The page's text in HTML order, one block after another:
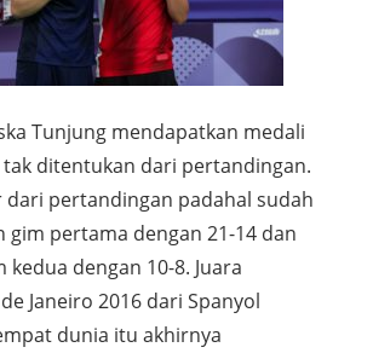
Tunjung mendapatkan medali
tak ditentukan dari pertandingan.
pertandingan padahal sudah
gim pertama dengan 21-14 dan
dengan 10-8. Juara
Janeiro 2016 dari Spanyol
dunia itu akhirnya